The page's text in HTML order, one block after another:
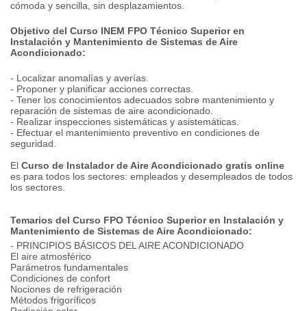
cómoda y sencilla, sin desplazamientos.
Objetivo del Curso INEM FPO Técnico Superior en
Instalación y Mantenimiento de Sistemas de Aire
Acondicionado:
- Localizar anomalías y averías.
- Proponer y planificar acciones correctas.
- Tener los conocimientos adecuados sobre mantenimiento y
reparación de sistemas de aire acondicionado.
- Realizar inspecciones sistemáticas y asistemáticas.
- Efectuar el mantenimiento preventivo en condiciones de
seguridad.
El Curso de Instalador de Aire Acondicionado gratis online
es para todos los sectores: empleados y desempleados de todos
los sectores.
Temarios del Curso FPO Técnico Superior en Instalación y
Mantenimiento de Sistemas de Aire Acondicionado:
- PRINCIPIOS BÁSICOS DEL AIRE ACONDICIONADO
El aire atmosférico
Parámetros fundamentales
Condiciones de confort
Nociones de refrigeración
Métodos frigoríficos